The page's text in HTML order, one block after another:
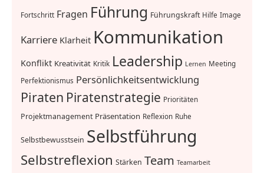
Fortschritt Fragen Führung Führungskraft Hilfe Image
Karriere Klarheit Kommunikation
Konflikt Kreativität Kritik Leadership Lernen Meeting
Perfektionismus Persönlichkeitsentwicklung
Piraten Piratenstrategie Prioritäten
Projektmanagement Präsentation Reflexion Ruhe
Selbstbewusstsein Selbstführung
Selbstreflexion Stärken Team Teamarbeit